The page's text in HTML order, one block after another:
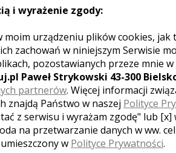
Jeśli cenisz sobie rzetelny i profesjonalny
przygotowania do wesela przebiegały
powierz Sali Bankietowej "Kaprys"
wesela.
Casa de'Fiori Dom
Bankietowy
i wyrażenie zgody:
moim urządzeniu plików cookies, jak
zachowań w niniejszym Serwisie
pozostawianych przeze mnie w
Paweł Strykowski 43-300
partnerów. Więcej informacji
znajdą Państwo w naszej Polityce
z serwisu i wyrażam zgodę" lub [x]
na przetwarzanie danych w ww.
w Polityce Prywatności.